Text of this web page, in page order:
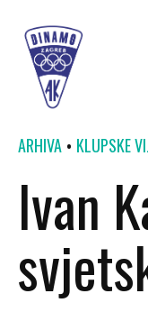
ARHIVA KLUPSKE
Ivan